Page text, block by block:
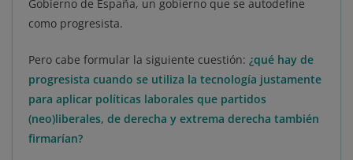
Gobierno de España, un gobierno que se autodefine
como progresista.
Pero cabe formular la siguiente cuestión: ¿qué hay de
progresista cuando se utiliza la tecnología justamente
para aplicar políticas laborales que partidos
(neo)liberales, de derecha y extrema derecha también
firmarían?